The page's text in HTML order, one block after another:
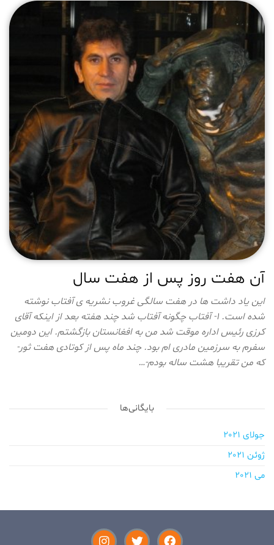
آن هفت روز پس از هفت سال
این یاد داشت ها در هفت سالگی غروب نشریه ی آفتاب نوشته
شده است. 1- آفتاب چگونه آفتاب شد چند هفته بعد از اینکه آقای
کرزی رئیس اداره موقت شد من به افغانستان بازگشتم. این دومین
سفرم به سرزمین مادری ام بود. چند ماه پس از کوتادی هفت ثور-
که من تقریبا هشت ساله بودم-…
بایگانی‌ها
جولای 2021
ژوئن 2021
می 2021